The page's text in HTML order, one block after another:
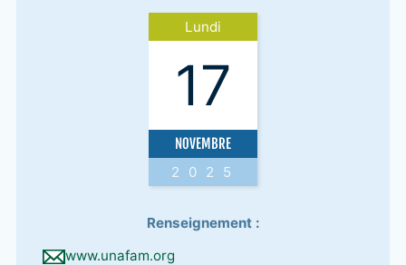
Lundi
17
NOVEMBRE
2025
Renseignement :
www.unafam.org